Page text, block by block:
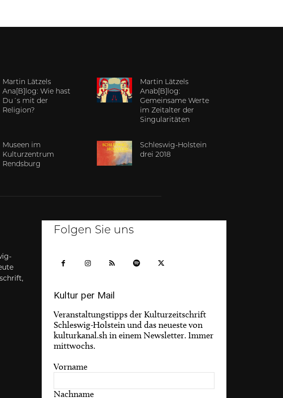
Martin Lätzels
Ana[B]log: Wie hast
Du´s mit der
Religion?
Martin Lätzels
Anab[B]log:
Gemeinsame Werte
im Zeitalter der
Singularitäten
Museen im
Kulturzentrum
Rendsburg
Schleswig-Holstein
drei 2018
Folgen Sie uns
Kultur per Mail
Veranstaltungstipps der Kulturzeitschrift
Schleswig-Holstein und das neueste von
kulturkanal.sh in einem Newsletter. Immer
mittwochs.
Vorname
Nachname